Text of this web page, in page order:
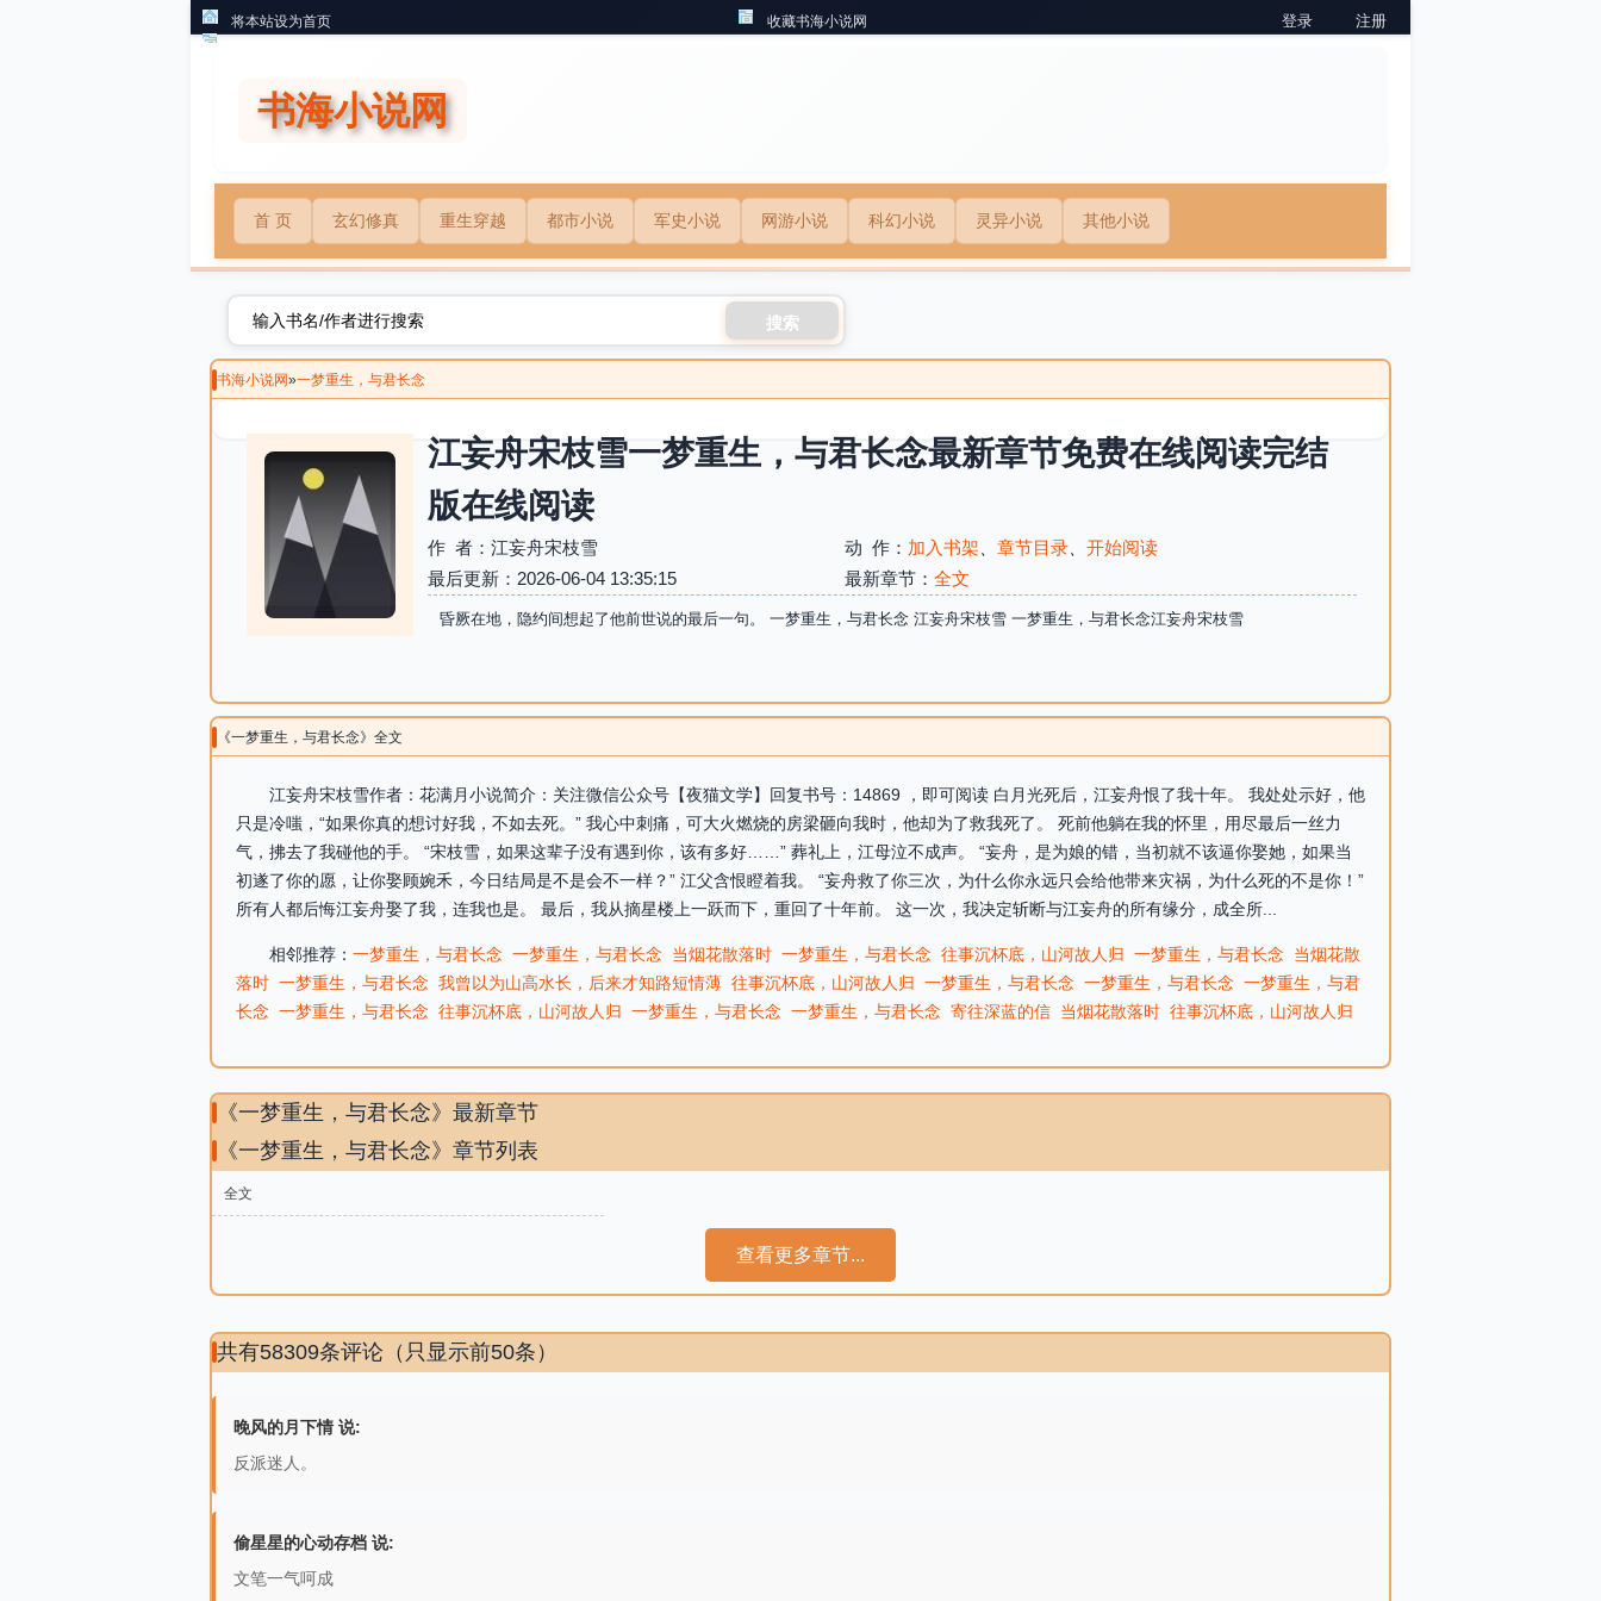
将本站设为首页 收藏书海小说网 登录 注册
书海小说网
首 页 玄幻修真 重生穿越 都市小说 军史小说 网游小说 科幻小说 灵异小说 其他小说
搜索
书海小说网»一梦重生，与君长念
江妄舟宋枝雪一梦重生，与君长念最新章节免费在线阅读完结
版在线阅读
作 者：江妄舟宋枝雪 动 作： 加入书架 章节目录
开始阅读
最后更新：2026-06-04 13:35:15
最新章节： 全文
昏厥在地，隐约间想起了他前世说的最后一句。 一梦重生，与君长念 江妄舟宋枝雪 一梦重生，与君长念江妄舟宋枝雪
《一梦重生，与君长念》全文
江妄舟宋枝雪作者：花满月小说简介：关注微信公众号【夜猫文学】回复书号：14869 ，即可阅读 白月光死后，江妄舟恨了我十年。 我处处示好，他
只是冷嗤，“如果你真的想讨好我，不如去死。” 我心中刺痛，可大火燃烧的房梁砸向我时，他却为了救我死了。 死前他躺在我的怀里，用尽最后一丝力
气，拂去了我碰他的手。 “宋枝雪，如果这辈子没有遇到你，该有多好……” 葬礼上，江母泣不成声。 “妄舟，是为娘的错，当初就不该逼你娶她，如果当
初遂了你的愿，让你娶顾婉禾，今日结局是不是会不一样？” 江父含恨瞪着我。 “妄舟救了你三次，为什么你永远只会给他带来灾祸，为什么死的不是你！”
所有人都后悔江妄舟娶了我，连我也是。 最后，我从摘星楼上一跃而下，重回了十年前。 这一次，我决定斩断与江妄舟的所有缘分，成全所...
相邻推荐： 一梦重生，与君长念 一梦重生，与君长念 当烟花散落时 一梦重生，与君长念 往事沉杯底，山河故人归 一梦重生，与君长念
当烟花散
落时 一梦重生，与君长念 我曾以为山高水长，后来才知路短情薄 往事沉杯底，山河故人归 一梦重生，与君长念 一梦重生，与君长念 一梦重生，与君
长念 一梦重生，与君长念 往事沉杯底，山河故人归 一梦重生，与君长念 一梦重生，与君长念 寄往深蓝的信 当烟花散落时 往事沉杯底，山河故人归
《一梦重生，与君长念》最新章节
《一梦重生，与君长念》章节列表
全文
查看更多章节...
共有58309条评论（只显示前50条）
晚风的月下情 说:
反派迷人。
偷星星的心动存档 说:
文笔一气呵成